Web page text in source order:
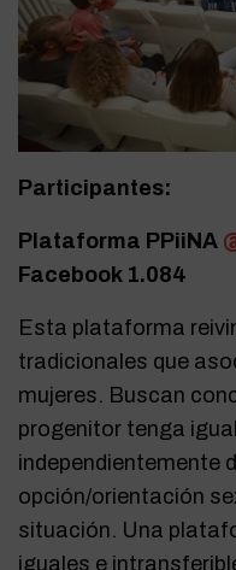
Participantes:
Plataforma PPiiNA
Facebook 1.084
Esta plataforma
tradicionales que
mujeres. Buscan
progenitor tenga
independientemente
opción/orientación
situación. Una
iguales e